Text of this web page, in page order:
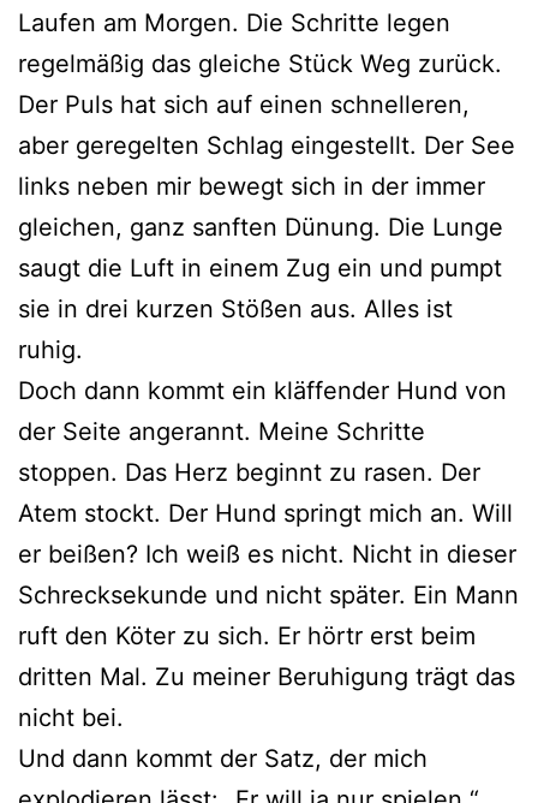
Laufen am Morgen. Die Schritte legen
regelmäßig das gleiche Stück Weg zurück.
Der Puls hat sich auf einen schnelleren,
aber geregelten Schlag eingestellt. Der See
links neben mir bewegt sich in der immer
gleichen, ganz sanften Dünung. Die Lunge
saugt die Luft in einem Zug ein und pumpt
sie in drei kurzen Stößen aus. Alles ist
ruhig.
Doch dann kommt ein kläffender Hund von
der Seite angerannt. Meine Schritte
stoppen. Das Herz beginnt zu rasen. Der
Atem stockt. Der Hund springt mich an. Will
er beißen? Ich weiß es nicht. Nicht in dieser
Schrecksekunde und nicht später. Ein Mann
ruft den Köter zu sich. Er hörtr erst beim
dritten Mal. Zu meiner Beruhigung trägt das
nicht bei.
Und dann kommt der Satz, der mich